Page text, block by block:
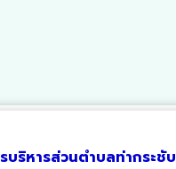
บริหารส่วนตำบลท่ากระชับ